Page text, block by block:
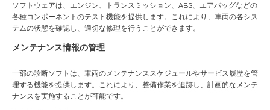
ソフトウェアは、エンジン、トランスミッション、ABS、エアバッグなどの
各種コンポーネントのテスト機能を提供します。これにより、車両の各シス
テムの状態を確認し、適切な修理を行うことができます。
メンテナンス情報の管理
一部の診断ソフトは、車両のメンテナンススケジュールやサービス履歴を管
理する機能を提供します。これにより、整備作業を追跡し、計画的なメンテ
ナンスを実施することが可能です。